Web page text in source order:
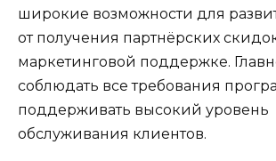
широкие возможности для
от получения партнёрских
маркетинговой поддержке.
соблюдать все требования
поддерживать высокий уровень
обслуживания клиентов.